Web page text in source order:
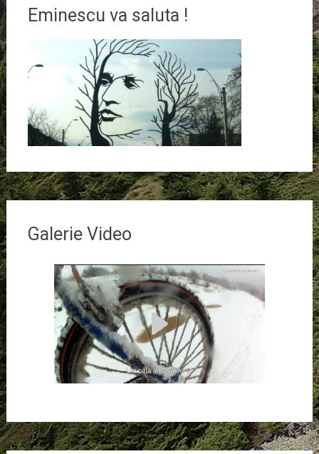
Eminescu va saluta !
Galerie Video